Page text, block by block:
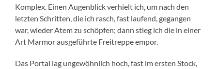
Komplex. Einen Augenblick verhielt ich, um nach den
letzten Schritten, die ich rasch, fast laufend, gegangen
war, wieder Atem zu schöpfen; dann stieg ich die in einer
Art Marmor ausgeführte Freitreppe empor.
Das Portal lag ungewöhnlich hoch, fast im ersten Stock,